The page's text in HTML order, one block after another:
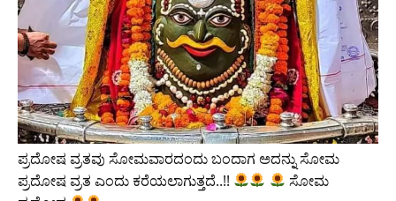
ಪ್ರದೋಷ ವ್ರತವು ಸೋಮವಾರದಂದು ಬಂದಾಗ ಅದನ್ನು ಸೋಮ
ಪ್ರದೋಷ ವ್ರತ ಎಂದು ಕರೆಯಲಾಗುತ್ತದೆ..!!
ಸೋಮ